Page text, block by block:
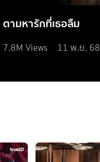
ตามหารักที่เธอลืม
7.8M Views 11 พ.ย. 68